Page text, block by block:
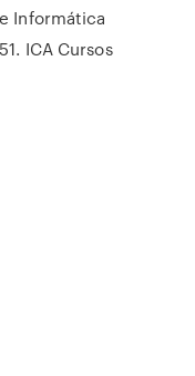
Informática
ICA Cursos